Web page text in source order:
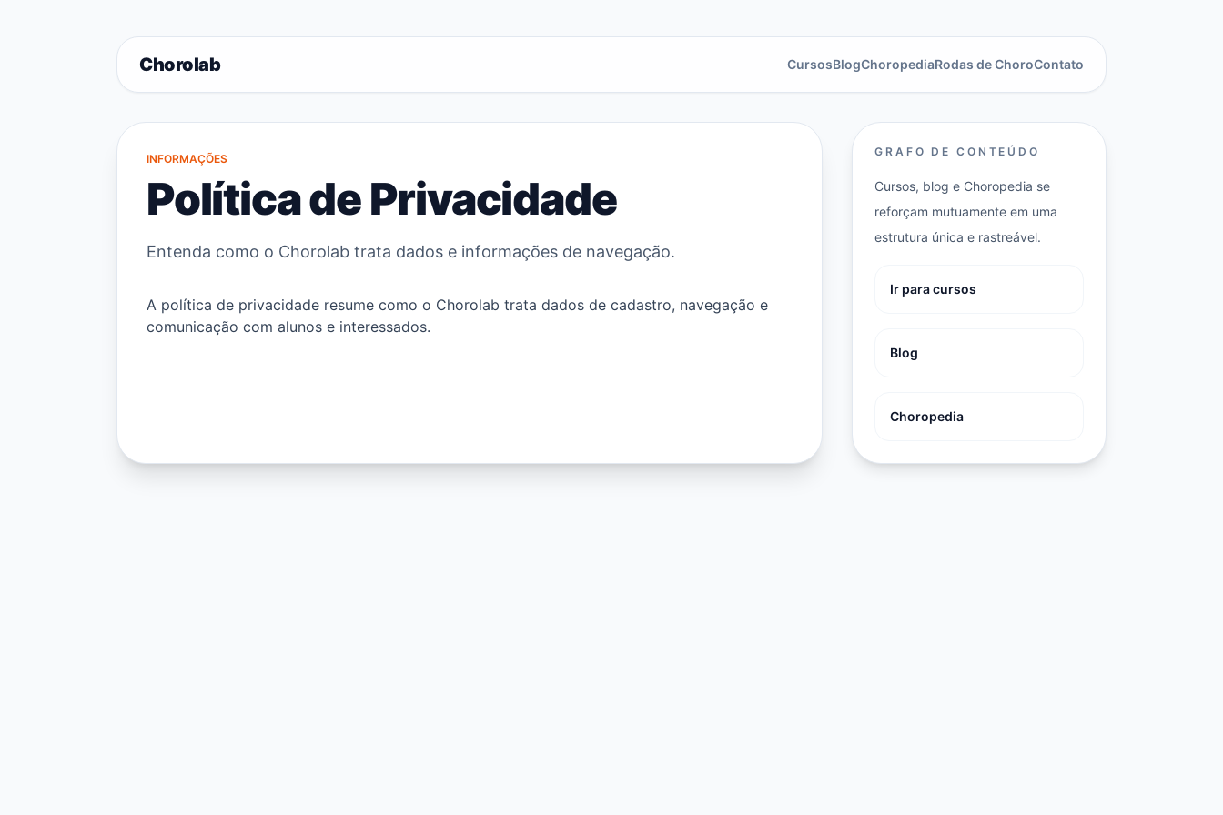
Chorolab CursosBlogChoropediaRodas de ChoroContato
INFORMAÇÕES
Política de Privacidade
Entenda como o Chorolab trata dados e informações de navegação.
A política de privacidade resume como o Chorolab trata dados de cadastro, navegação e
comunicação com alunos e interessados.
GRAFO DE CONTEÚDO
Cursos, blog e Choropedia se
reforçam mutuamente em uma
estrutura única e rastreável.
Ir para cursos
Blog
Choropedia